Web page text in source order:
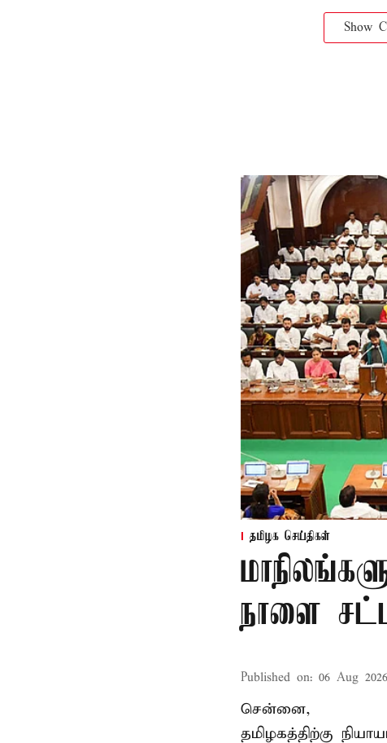
Show
தமிழக செய்திகள்
நாளை
Published on: 06 Aug
சென்னை,
தமிழகத்திற்கு